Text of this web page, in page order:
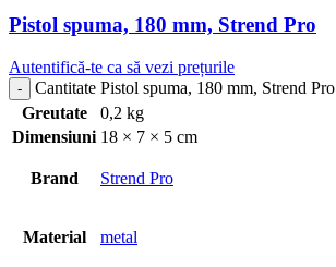
Pistol spuma, 180 mm, Strend Pro
Autentifică-te ca să vezi prețurile
Cantitate Pistol spuma, 180 mm, Strend Pro
Greutate
0,2 kg
Dimensiuni 18 × 7 × 5 cm
Brand Strend Pro
Material metal